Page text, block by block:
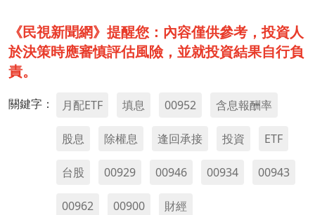
《民視新聞網》提醒您：內容僅供參考，投資人
於決策時應審慎評估風險，並就投資結果自行負
責。
關鍵字： 月配ETF 填息 00952 含息報酬率
股息 除權息 逢回承接 投資 ETF
台股 00929 00946 00934 00943
00962 00900 財經